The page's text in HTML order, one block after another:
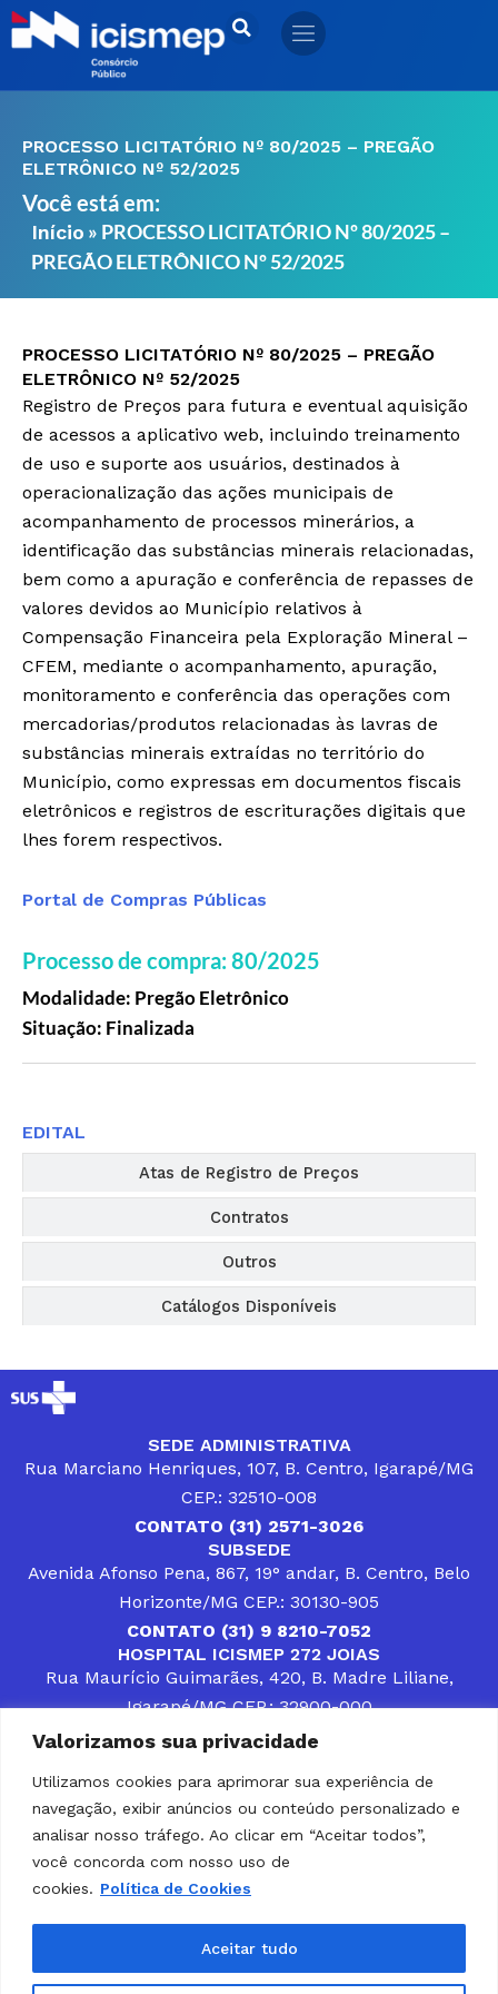
Valorizamos sua privacidade
Utilizamos cookies para aprimorar sua experiência de
navegação, exibir anúncios ou conteúdo personalizado e
analisar nosso tráfego. Ao clicar em “Aceitar todos”,
você concorda com nosso uso de
cookies. Política de Cookies
Aceitar tudo
Ir
para
PROCESSO LICITATÓRIO Nº 80/2025 – PREGÃO
ELETRÔNICO Nº 52/2025
Você está em:
Início » PROCESSO LICITATÓRIO Nº 80/2025 –
PREGÃO ELETRÔNICO Nº 52/2025
PROCESSO LICITATÓRIO Nº 80/2025 – PREGÃO
ELETRÔNICO Nº 52/2025
Registro de Preços para futura e eventual aquisição
de acessos a aplicativo web, incluindo treinamento
de uso e suporte aos usuários, destinados à
operacionalização das ações municipais de
acompanhamento de processos minerários, a
identificação das substâncias minerais relacionadas,
bem como a apuração e conferência de repasses de
valores devidos ao Município relativos à
Compensação Financeira pela Exploração Mineral –
CFEM, mediante o acompanhamento, apuração,
monitoramento e conferência das operações com
mercadorias/produtos relacionadas às lavras de
substâncias minerais extraídas no território do
Município, como expressas em documentos fiscais
eletrônicos e registros de escriturações digitais que
lhes forem respectivos.
Portal de Compras Públicas
Processo de compra: 80/2025
Modalidade: Pregão Eletrônico
Situação: Finalizada
Atas de Registro de Preços
Contratos
Outros
Catálogos Disponíveis
EDITAL
SEDE ADMINISTRATIVA
Rua Marciano Henriques, 107, B. Centro, Igarapé/MG
CEP.: 32510-008
CONTATO (31) 2571-3026
SUBSEDE
Avenida Afonso Pena, 867, 19° andar, B. Centro, Belo
Horizonte/MG CEP.: 30130-905
CONTATO (31) 9 8210-7052
HOSPITAL ICISMEP 272 JOIAS
Rua Maurício Guimarães, 420, B. Madre Liliane,
Igarapé/MG CEP.: 32900-000
CONTATOS (31) 3512-4400 ou (31) 9 8309-8660
DESENVOLVER SOLUÇÕES, AÇÕES E SERVIÇOS
PÚBLICOS QUE COMPLEMENTEM A ASSISTÊNCIA À
POPULAÇÃO DA REGIÃO EM QUE ATUA, SENDO
PARCEIRO DOS MUNICÍPIOS CONSORCIADOS NA
SOLUÇÃO DE DIFICULDADES ENFRENTADAS POR
GESTORES MUNICIPAIS, É O COMPROMISSO DO
ICISMEP.
Home Institucional Municípios
Portal da Integridade
LGPD